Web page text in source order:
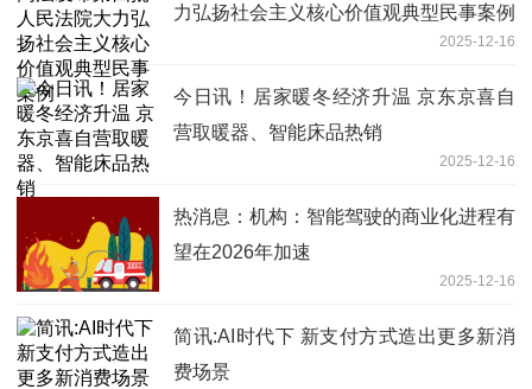
力弘扬社会主义核心价值观典型民事案例
2025-12-16
今日讯！居家暖冬经济升温 京东京喜自
营取暖器、智能床品热销
2025-12-16
热消息：机构：智能驾驶的商业化进程有
望在2026年加速
2025-12-16
简讯:AI时代下 新支付方式造出更多新消
费场景